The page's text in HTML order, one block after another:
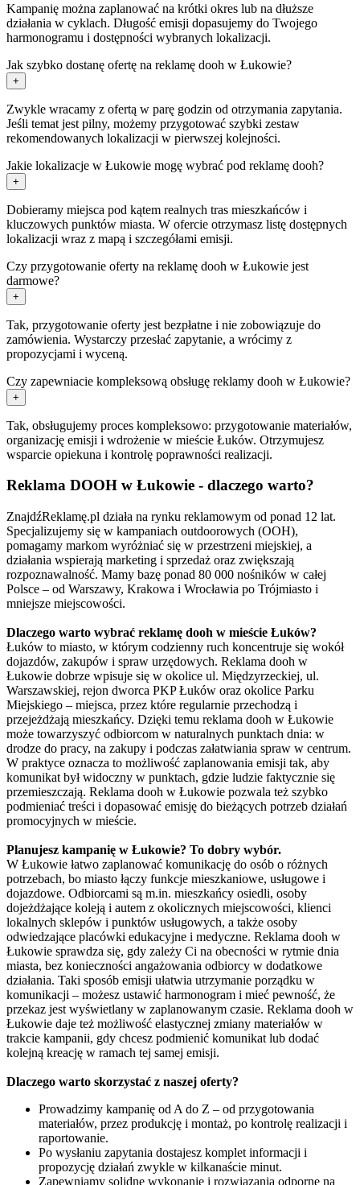
Kampanię można zaplanować na krótki okres lub na dłuższe
działania w cyklach. Długość emisji dopasujemy do Twojego
harmonogramu i dostępności wybranych lokalizacji.
Jak szybko dostanę ofertę na reklamę dooh w Łukowie?
+
Zwykle wracamy z ofertą w parę godzin od otrzymania zapytania.
Jeśli temat jest pilny, możemy przygotować szybki zestaw
rekomendowanych lokalizacji w pierwszej kolejności.
Jakie lokalizacje w Łukowie mogę wybrać pod reklamę dooh?
+
Dobieramy miejsca pod kątem realnych tras mieszkańców i
kluczowych punktów miasta. W ofercie otrzymasz listę dostępnych
lokalizacji wraz z mapą i szczegółami emisji.
Czy przygotowanie oferty na reklamę dooh w Łukowie jest
darmowe?
+
Tak, przygotowanie oferty jest bezpłatne i nie zobowiązuje do
zamówienia. Wystarczy przesłać zapytanie, a wrócimy z
propozycjami i wyceną.
Czy zapewniacie kompleksową obsługę reklamy dooh w Łukowie?
+
Tak, obsługujemy proces kompleksowo: przygotowanie materiałów,
organizację emisji i wdrożenie w mieście Łuków. Otrzymujesz
wsparcie opiekuna i kontrolę poprawności realizacji.
Reklama DOOH w Łukowie - dlaczego warto?
ZnajdźReklamę.pl działa na rynku reklamowym od ponad 12 lat.
Specjalizujemy się w kampaniach outdoorowych (OOH),
pomagamy markom wyróżniać się w przestrzeni miejskiej, a
działania wspierają marketing i sprzedaż oraz zwiększają
rozpoznawalność. Mamy bazę ponad 80 000 nośników w całej
Polsce – od Warszawy, Krakowa i Wrocławia po Trójmiasto i
mniejsze miejscowości.
Dlaczego warto wybrać reklamę dooh w mieście Łuków?
Łuków to miasto, w którym codzienny ruch koncentruje się wokół
dojazdów, zakupów i spraw urzędowych. Reklama dooh w
Łukowie dobrze wpisuje się w okolice ul. Międzyrzeckiej, ul.
Warszawskiej, rejon dworca PKP Łuków oraz okolice Parku
Miejskiego – miejsca, przez które regularnie przechodzą i
przejeżdżają mieszkańcy. Dzięki temu reklama dooh w Łukowie
może towarzyszyć odbiorcom w naturalnych punktach dnia: w
drodze do pracy, na zakupy i podczas załatwiania spraw w centrum.
W praktyce oznacza to możliwość zaplanowania emisji tak, aby
komunikat był widoczny w punktach, gdzie ludzie faktycznie się
przemieszczają. Reklama dooh w Łukowie pozwala też szybko
podmieniać treści i dopasować emisję do bieżących potrzeb działań
promocyjnych w mieście.
Planujesz kampanię w Łukowie? To dobry wybór.
W Łukowie łatwo zaplanować komunikację do osób o różnych
potrzebach, bo miasto łączy funkcje mieszkaniowe, usługowe i
dojazdowe. Odbiorcami są m.in. mieszkańcy osiedli, osoby
dojeżdżające koleją i autem z okolicznych miejscowości, klienci
lokalnych sklepów i punktów usługowych, a także osoby
odwiedzające placówki edukacyjne i medyczne. Reklama dooh w
Łukowie sprawdza się, gdy zależy Ci na obecności w rytmie dnia
miasta, bez konieczności angażowania odbiorcy w dodatkowe
działania. Taki sposób emisji ułatwia utrzymanie porządku w
komunikacji – możesz ustawić harmonogram i mieć pewność, że
przekaz jest wyświetlany w zaplanowanym czasie. Reklama dooh w
Łukowie daje też możliwość elastycznej zmiany materiałów w
trakcie kampanii, gdy chcesz podmienić komunikat lub dodać
kolejną kreację w ramach tej samej emisji.
Dlaczego warto skorzystać z naszej oferty?
Prowadzimy kampanię od A do Z – od przygotowania
materiałów, przez produkcję i montaż, po kontrolę realizacji i
raportowanie.
Po wysłaniu zapytania dostajesz komplet informacji i
propozycję działań zwykle w kilkanaście minut.
Zapewniamy solidne wykonanie i rozwiązania odporne na